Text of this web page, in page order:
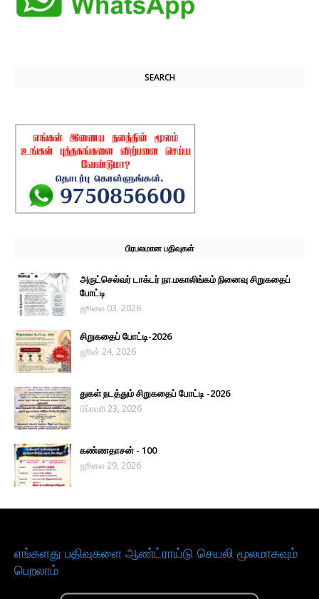
SEARCH
பிரபலமான பதிவுகள்
அருட்செல்வர் டாக்டர் நா.மகாலிங்கம் நினைவு சிறுகதைப்
போட்டி
ஜூலை 03, 2026
சிறுகதைப் போட்டி-2026
ஜூன் 24, 2026
துகள் நடத்தும் சிறுகதைப் போட்டி -2026
பிப்ரவரி 23, 2026
கண்ணதாசன் - 100
ஜூலை 29, 2026
எங்களது பதிவுகளை ஆண்ட்ராய்டு செயலி மூலமாகவும்
பெறலாம்